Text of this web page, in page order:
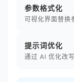
参数格式化
可视化界面替换
提示词优化
通过 AI 优化改